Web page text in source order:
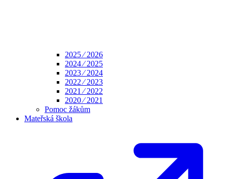
2025 ⁄ 2026
2024 ⁄ 2025
2023 ⁄ 2024
2022 ⁄ 2023
2021 ⁄ 2022
2020 ⁄ 2021
Pomoc žákům
Mateřská škola